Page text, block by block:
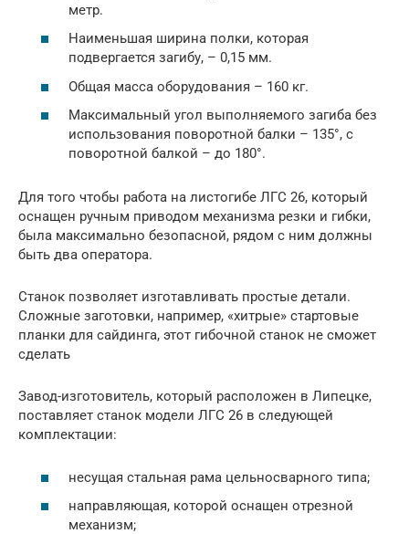
метр.
Наименьшая ширина полки, которая
подвергается загибу, – 0,15 мм.
Общая масса оборудования – 160 кг.
Максимальный угол выполняемого загиба без
использования поворотной балки – 135°, с
поворотной балкой – до 180°.
Для того чтобы работа на листогибе ЛГС 26, который
оснащен ручным приводом механизма резки и гибки,
была максимально безопасной, рядом с ним должны
быть два оператора.
Станок позволяет изготавливать простые детали.
Сложные заготовки, например, «хитрые» стартовые
планки для сайдинга, этот гибочной станок не сможет
сделать
Завод-изготовитель, который расположен в Липецке,
поставляет станок модели ЛГС 26 в следующей
комплектации:
несущая стальная рама цельносварного типа;
направляющая, которой оснащен отрезной
механизм;